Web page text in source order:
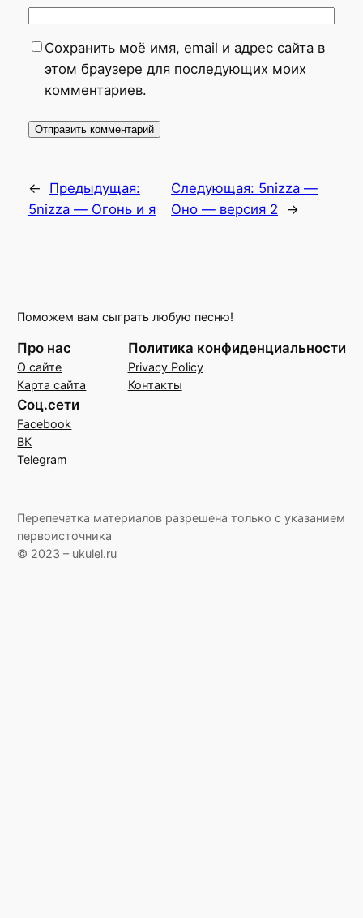
Сохранить моё имя, email и адрес сайта в
этом браузере для последующих моих
комментариев.
←
Предыдущая:
5nizza — Огонь и я
Следующая: 5nizza —
Оно — версия 2
→
Поможем вам сыграть любую песню!
Про нас
О сайте
Карта сайта
Политика конфиденциальности
Privacy Policy
Контакты
Соц.сети
Facebook
ВК
Telegram
Перепечатка материалов разрешена только с указанием
первоисточника
© 2023 – ukulel.ru